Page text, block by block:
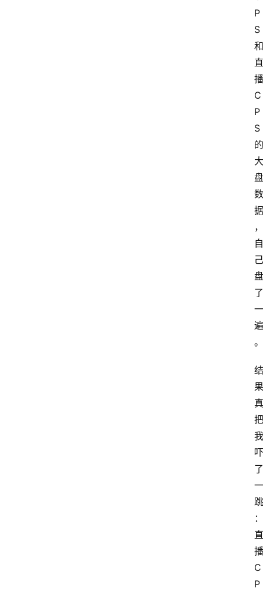
P
S
和
直
播
C
P
S
的
大
盘
数
据
，
自
己
盘
了
一
遍
。
结
果
真
把
我
吓
了
一
跳
：
直
播
C
P